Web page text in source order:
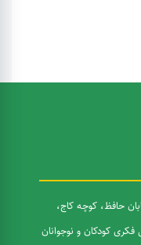
حافظ، کوچه کاج،
کودکان و نوجوانان